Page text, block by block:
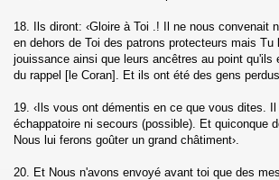
18. Ils diront: ‹Gloire à Toi .! Il ne nous convenait
en dehors de Toi des patrons protecteurs mais
jouissance ainsi que leurs ancêtres au point qu'ils
du rappel [le Coran]. Et ils ont été des gens
19. ‹Ils vous ont démentis en ce que vous dites.
échappatoire ni secours (possible). Et quiconque
Nous lui ferons goûter un grand châtiment›.
20. Et Nous n'avons envoyé avant toi que des
Furqane)